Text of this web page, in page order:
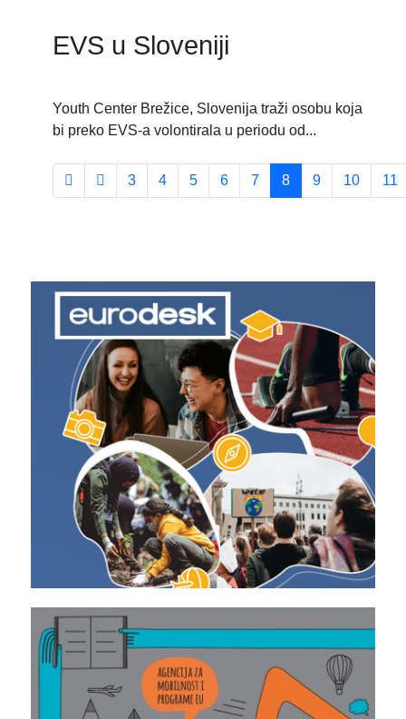
EVS u Sloveniji
Youth Center Brežice, Slovenija traži osobu koja
bi preko EVS-a volontirala u periodu od...
Stranica 8 od 43
3 4 5 6 7 8 9 10 11